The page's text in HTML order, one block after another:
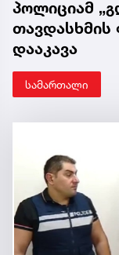
პოლიციამ
თავდასხმის
დააკავა
სამართალი